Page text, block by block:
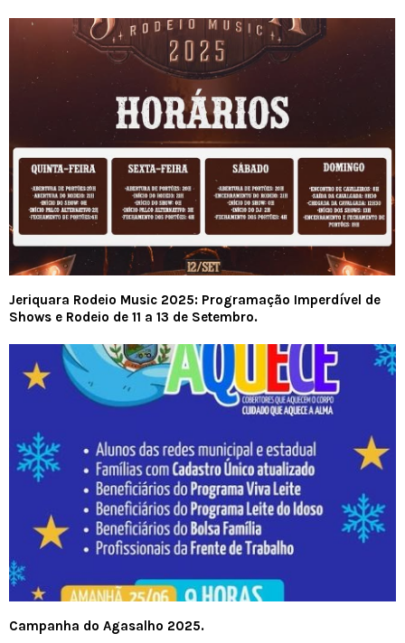
Jeriquara Rodeio Music 2025: Programação Imperdível de
Shows e Rodeio de 11 a 13 de Setembro.
Campanha do Agasalho 2025.